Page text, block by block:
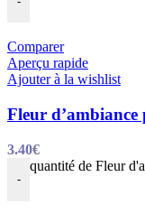
Comparer
Aperçu rapide
Ajouter à la wishlist
Fleur
3.40€
-
quantité de Fleur